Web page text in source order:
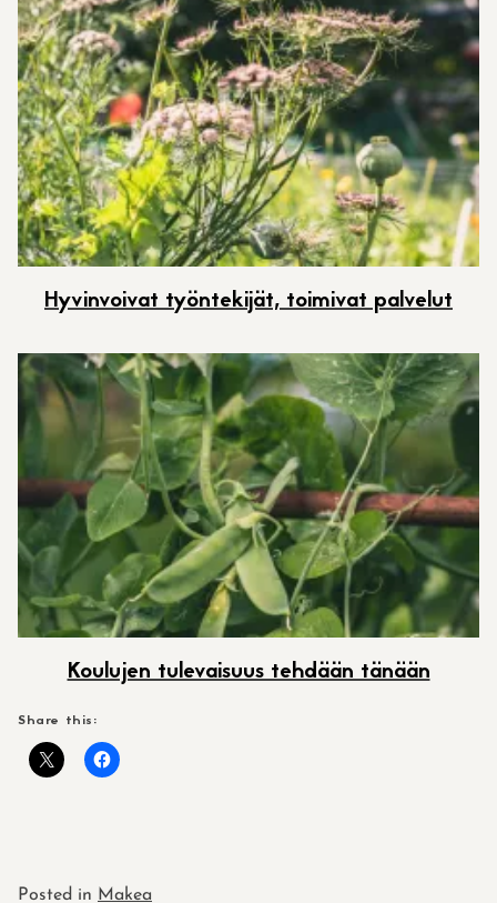
Hyvinvoivat työntekijät, toimivat palvelut
Koulujen tulevaisuus tehdään tänään
Share this:
Posted in Makea